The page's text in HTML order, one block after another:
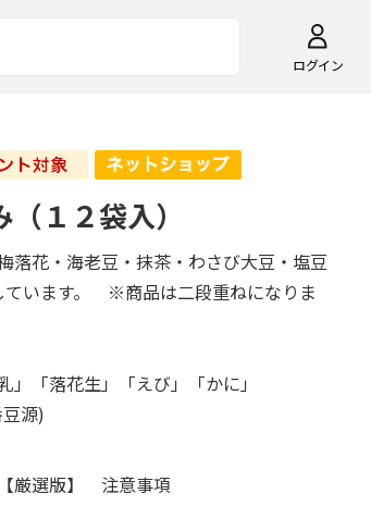
ログイン
１２袋入）
落花・海老豆・抹茶・わさび大豆・塩豆
います。 ※商品は二段重ねになりま
」「落花生」「えび」「かに」
源)
【厳選版】 注意事項